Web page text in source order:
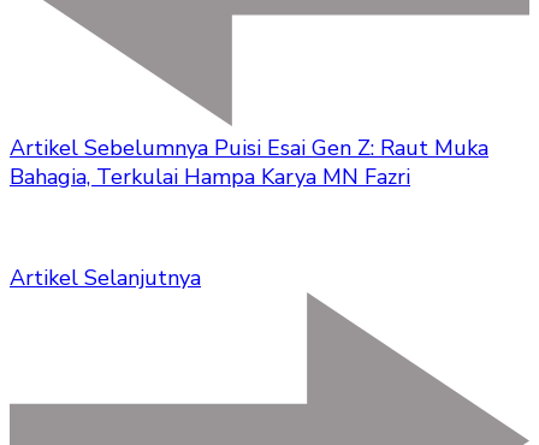
Artikel Sebelumnya Puisi Esai Gen Z: Raut Muka
Bahagia, Terkulai Hampa Karya MN Fazri
Artikel Selanjutnya